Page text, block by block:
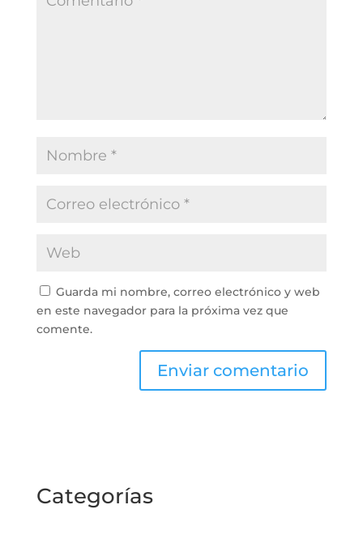
Guarda mi nombre, correo electrónico y web
en este navegador para la próxima vez que
comente.
Categorías